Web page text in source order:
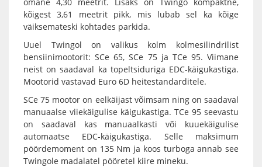
kõigest 3,61 meetrit pikk, mis lubab sel ka kõige
väiksemateski kohtades parkida.
Uuel Twingol on valikus kolm kolmesilindrilist
bensiinimootorit: SCe 65, SCe 75 ja TCe 95. Viimane
neist on saadaval ka topeltsiduriga EDC-käigukastiga.
Mootorid vastavad Euro 6D heitestandarditele.
SCe 75 mootor on eelkäijast võimsam ning on saadaval
manuaalse viiekäigulise käigukastiga. TCe 95 seevastu
on saadaval kas manuaalkasti või kuuekäigulise
automaatse EDC-käigukastiga. Selle maksimum
pöördemoment on 135 Nm ja koos turboga annab see
Twingole madalatel pööretel kiire mineku.